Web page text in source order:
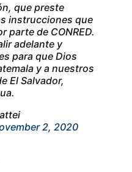
que preste
instrucciones que
parte de CONRED.
adelante y
para que Dios
y a nuestros
El Salvador,
2, 2020